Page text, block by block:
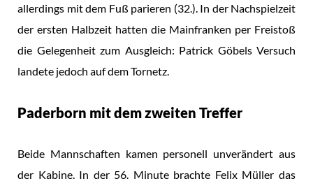
allerdings mit dem Fuß parieren (32.). In der Nachspielzeit
der ersten Halbzeit hatten die Mainfranken per Freistoß
die Gelegenheit zum Ausgleich: Patrick Göbels Versuch
landete jedoch auf dem Tornetz.
Paderborn mit dem zweiten Treffer
Beide Mannschaften kamen personell unverändert aus
der Kabine. In der 56. Minute brachte Felix Müller das